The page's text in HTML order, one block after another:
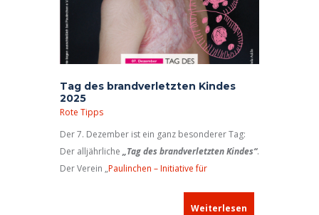
Tag des brandverletzten Kindes
2025
Rote Tipps
Der 7. Dezember ist ein ganz besonderer Tag:
Der alljährliche „Tag des brandverletzten Kindes“.
Der Verein „Paulinchen – Initiative für
bundesweiten Informationstag aus und macht
Weiterlesen